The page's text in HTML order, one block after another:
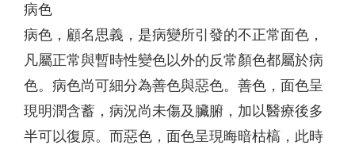
病色
病色，顧名思義，是病變所引發的不正常面色，
凡屬正常與暫時性變色以外的反常顏色都屬於病
色。病色尚可細分為善色與惡色。善色，面色呈
現明潤含蓄，病況尚未傷及臟腑，加以醫療後多
半可以復原。而惡色，面色呈現晦暗枯槁，此時